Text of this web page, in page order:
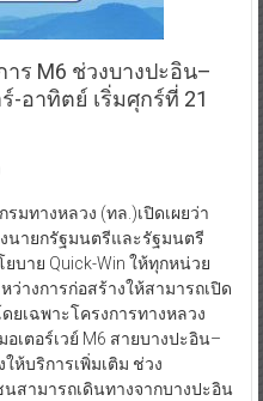
ร M6 ช่วงบางปะอิน–
-อาทิตย์ เริ่มศุกร์ที่ 21
มทางหลวง (ทล.)เปิดเผยว่า
นายกรัฐมนตรีและรัฐมนตรี
บาย Quick-Win ให้ทุกหน่วย
ว่างการก่อสร้างให้สามารถเปิด
ยเฉพาะโครงการทางหลวง
เตอร์เวย์ M6 สายบางปะอิน–
ห้บริการเพิ่มเติม ช่วง
สามารถเดินทางจากบางปะอิน